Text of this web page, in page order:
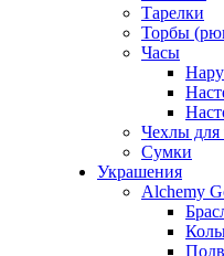
Тарелки
Торбы
Часы
Чехлы для
Сумки
Украшения
Alchemy